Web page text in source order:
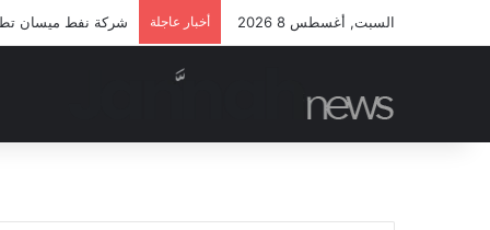
السبت, أغسطس 8 2026 أخبار عاجلة شركة نفط ميسان